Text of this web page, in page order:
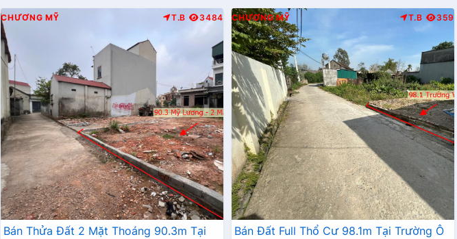
CHƯƠNG MỸ T.B 3484
Bán Thửa Đất 2 Mặt Thoáng 90.3m Tại
CHƯƠNG MỸ T.B 359
Bán Đất Full Thổ Cư 98.1m Tại Trường Ô